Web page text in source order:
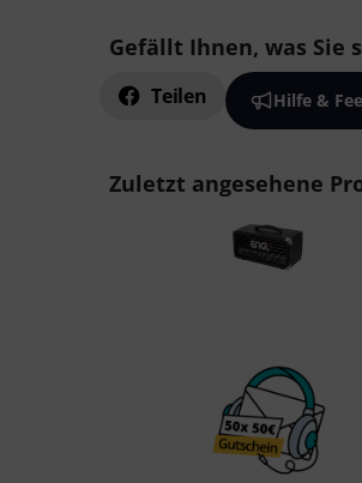
Gefällt Ihnen, was Sie
Teilen Hilfe &
Zuletzt angesehene